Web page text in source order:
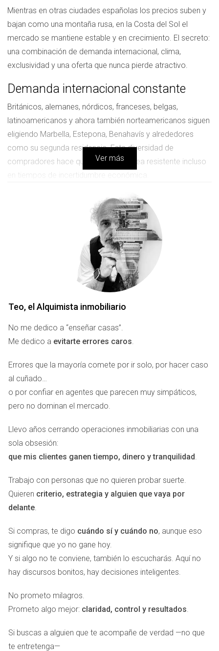
Mientras en otras ciudades españolas los precios suben y
bajan como una montaña rusa, en la Costa del Sol el
mercado se mantiene estable y en crecimiento. El secreto:
una combinación de demanda internacional, clima,
exclusividad y una oferta que nunca pierde atractivo.
Demanda internacional constante
Británicos, alemanes, nórdicos, franceses, belgas,
latinoamericanos y ahora también norteamericanos siguen
eligiendo Marbella, Estepona, Benahavís y alrededores
como su segunda residencia. Esta diversidad de
compradores hace que el mercado sea resistente incluso
en tiempos de incertidumbre económica.
Ingresos por alquiler turístico y de lujo
La Costa del Sol lidera en España los ingresos por
. Villas con piscina, apartamentos
en primera línea de playa y propiedades exclusivas generan
rentabilidades superiores al 6-8% anual, muy por encima de
Revalorización sostenida de la
vivienda
La escasez de suelo urbanizable en la Costa del Sol
garantiza que los precios sigan subiendo a medio y largo
inmediatos por alquiler, sino también unaplusvalía futura.
Infraestructuras y estilo de vida
La región combinahospitales privados y públicos de
Málaga con vuelos intercontinentales, puertos deportivos
cultural única. Todo esto refuerza la percepción de valor
entre los compradores internacionales.
Comparativa con otras zonas de
España
Zona
Rentabilidad
media
Atractivo internacional
Madrid 4-5%
Limitado a expatriados y
negocios
Alta demanda, pero más
Valencia
exclusividad
Sol
Ver más
Teo, el Alquimista inmobiliario
No me dedico a “enseñar casas”.
Me dedico a evitarte errores caros.
Errores que la mayoría comete por ir solo, por hacer caso
al cuñado…
o por confiar en agentes que parecen muy simpáticos,
pero no dominan el mercado.
Llevo años cerrando operaciones inmobiliarias con una
sola obsesión:
que mis clientes ganen tiempo, dinero y tranquilidad.
Trabajo con personas que no quieren probar suerte.
Quieren criterio, estrategia y alguien que vaya por
delante.
Si compras, te digo cuándo sí y cuándo no, aunque eso
signifique que yo no gane hoy.
Y si algo no te conviene, también lo escucharás. Aquí no
hay discursos bonitos, hay decisiones inteligentes.
No prometo milagros.
Prometo algo mejor: claridad, control y resultados.
Si buscas a alguien que te acompañe de verdad —no que
te entretenga—